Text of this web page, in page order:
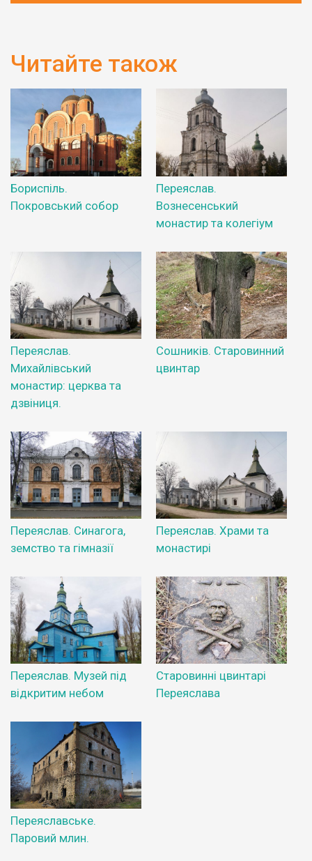
Читайте також
Бориспіль.
Покровський собор
Переяслав.
Вознесенський
монастир та колегіум
Переяслав.
Михайлівський
монастир: церква та
дзвіниця.
Сошників. Старовинний
цвинтар
Переяслав. Синагога,
земство та гімназії
Переяслав. Храми та
монастирі
Переяслав. Музей під
відкритим небом
Старовинні цвинтарі
Переяслава
Переяславське.
Паровий млин.